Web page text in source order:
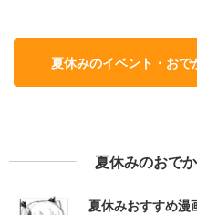
夏休みのイベント・お
夏休みのおで
夏休みおすすめ漫